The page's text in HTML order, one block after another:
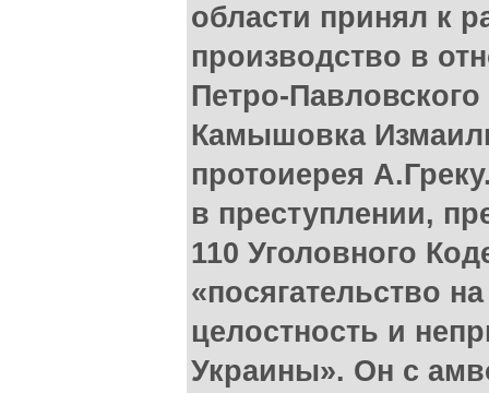
области принял к
производство в
Петро-
Камышовка
протоиерея
в преступлении,
110 Уголовного
«посягательство
целостность и
Украины». Он с